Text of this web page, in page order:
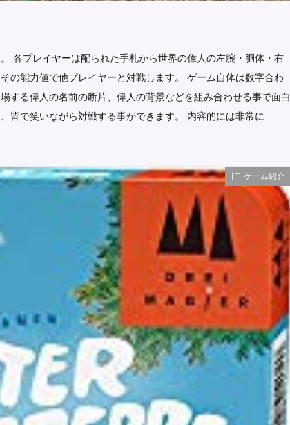
各プレイヤーは配られた手札から世界の偉人の左腕・胴体・右
の能力値で他プレイヤーと対戦します。 ゲーム自体は数字合わ
する偉人の名前の断片、偉人の背景などを組み合わせる事で面白
皆で笑いながら対戦する事ができます。 内容的には非常に
ゲーム紹介